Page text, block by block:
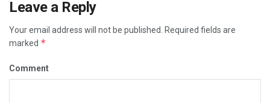
Leave a Reply
Your email address will not be published.
Required fields are
marked *
Comment